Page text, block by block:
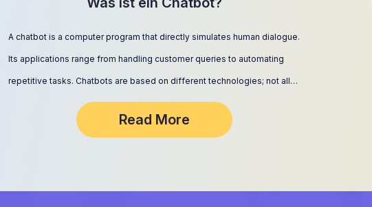
A chatbot is a computer program that directly simulates human dialogue.
Its applications range from handling customer queries to automating
repetitive tasks. Chatbots are based on different technologies; not all…
Read More